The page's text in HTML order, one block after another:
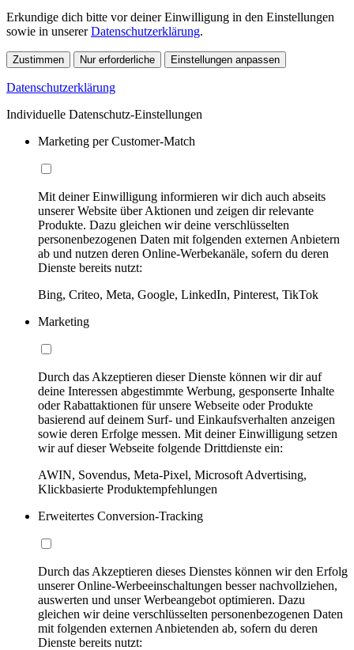
Erkundige dich bitte vor deiner Einwilligung in den Einstellungen
sowie in unsererDatenschutzerklärung.
Zustimmen Nur erforderliche Einstellungen anpassen
Datenschutzerklärung
Individuelle Datenschutz-Einstellungen
Marketing per Customer-Match
Mit deiner Einwilligung informieren wir dich auch abseits
unserer Website über Aktionen und zeigen dir relevante
Produkte. Dazu gleichen wir deine verschlüsselten
personenbezogenen Daten mit folgenden externen Anbietern
ab und nutzen deren Online-Werbekanäle, sofern du deren
Dienste bereits nutzt:
Bing, Criteo, Meta, Google, LinkedIn, Pinterest, TikTok
Marketing
Durch das Akzeptieren dieser Dienste können wir dir auf
deine Interessen abgestimmte Werbung, gesponserte Inhalte
oder Rabattaktionen für unsere Webseite oder Produkte
basierend auf deinem Surf- und Einkaufsverhalten anzeigen
sowie deren Erfolge messen. Mit deiner Einwilligung setzen
wir auf dieser Webseite folgende Drittdienste ein:
AWIN, Sovendus, Meta-Pixel, Microsoft Advertising,
Klickbasierte Produktempfehlungen
Erweitertes Conversion-Tracking
Durch das Akzeptieren dieses Dienstes können wir den Erfolg
unserer Online-Werbeeinschaltungen besser nachvollziehen,
auswerten und unser Werbeangebot optimieren. Dazu
gleichen wir deine verschlüsselten personenbezogenen Daten
mit folgenden externen Anbietenden ab, sofern du deren
Dienste bereits nutzt: